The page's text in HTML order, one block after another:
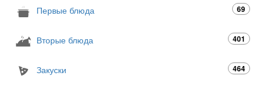
Первые блюда 69
Вторые блюда 401
Закуски 464